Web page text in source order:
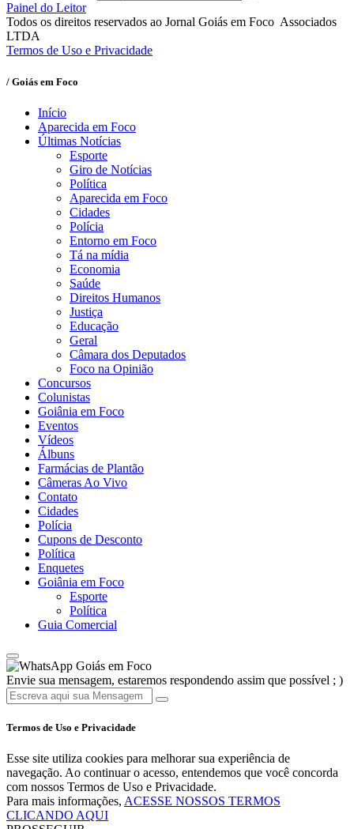
Painel do Leitor
Todos os direitos reservados ao Jornal Goiás em Foco Associados
LTDA
Termos de Uso e Privacidade
/ Goiás em Foco
Início
Aparecida em Foco
Últimas Notícias
Esporte
Giro de Notícias
Política
Aparecida em Foco
Cidades
Polícia
Entorno em Foco
Tá na mídia
Economia
Saúde
Direitos Humanos
Justiça
Educação
Geral
Câmara dos Deputados
Foco na Opinião
Concursos
Colunistas
Goiânia em Foco
Eventos
Vídeos
Álbuns
Farmácias de Plantão
Câmeras Ao Vivo
Contato
Cidades
Polícia
Cupons de Desconto
Política
Enquetes
Goiânia em Foco
Esporte
Política
Guia Comercial
Goiás em Foco
Envie sua mensagem, estaremos respondendo assim que possível ; )
Termos de Uso e Privacidade
Esse site utiliza cookies para melhorar sua experiência de
navegação. Ao continuar o acesso, entendemos que você concorda
com nossos Termos de Uso e Privacidade.
Para mais informações, ACESSE NOSSOS TERMOS
CLICANDO AQUI